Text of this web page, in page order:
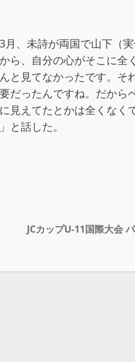
、未詩が両国で山下（
ら、自分の心がそこに全
と見てなかったです。そ
だったんですね。だから
えてたとかは全くなく
と話した。
JCカップU-11国際大会